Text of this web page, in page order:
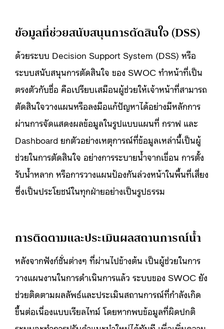
ข้อมูลที่ช่วยสนับสนุนการตัดสินใจ (DSS)
ด้วยระบบ Decision Support System (DSS) หรือ
ระบบสนับสนุนการตัดสินใจ ของ SWOC ทำหน้าที่เป็น
ตรงตัวกับชื่อ คือเปรียบเสมือนผู้ช่วยให้เจ้าหน้าที่สามารถ
ตัดสินใจวางแผนหรือลงมือแก้ปัญหาได้อย่างมีหลักการ
ผ่านการจัดแสดงผลข้อมูลในรูปแบบแผนที่ กราฟ และ
Dashboard ยกตัวอย่างเหตุการณ์ที่ข้อมูลเหล่านี้เป็นผู้
ช่วยในการตัดสินใจ อย่างการระบายน้ำจากเขื่อน การตั้ง
รับน้ำหลาก หรือการวางแผนป้องกันล่วงหน้าในพื้นที่เสี่ยง
ซึ่งเป็นประโยชน์ในทุกฝ่ายอย่างเป็นรูปธรรม
การติดตามและประเมินผลสถานการณ์น้ำ
หลังจากฟังก์ชั่นต่างๆ ที่ผ่านไปข้างต้น เป็นผู้ช่วยในการ
วางแผนงานในการดำเนินการแล้ว ระบบของ SWOC ยัง
ช่วยติดตามผลลัพธ์และประเมินสถานการณ์ที่กำลังเกิด
ขึ้นต่อเนื่องแบบเรียลไทม์ โดยหากพบข้อมูลที่ผิดปกติ